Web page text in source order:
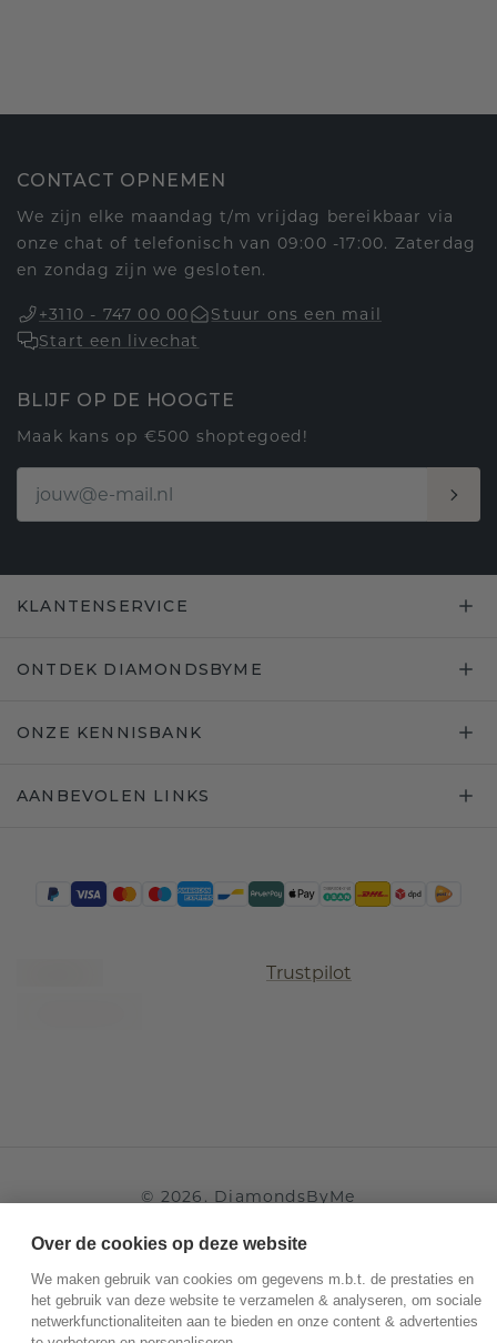
CONTACT OPNEMEN
We zijn elke maandag t/m vrijdag bereikbaar via
onze chat of telefonisch van 09:00 -17:00. Zaterdag
en zondag zijn we gesloten.
+3110 - 747 00 00
Stuur ons een mail
Start een livechat
BLIJF OP DE HOOGTE
Maak kans op €500 shoptegoed!
KLANTENSERVICE
ONTDEK DIAMONDSBYME
ONZE KENNISBANK
AANBEVOLEN LINKS
Trustpilot
© 2026 . DiamondsByMe
Over de cookies op deze website
We maken gebruik van cookies om gegevens m.b.t. de prestaties en
het gebruik van deze website te verzamelen & analyseren, om sociale
netwerkfunctionaliteiten aan te bieden en onze content & advertenties